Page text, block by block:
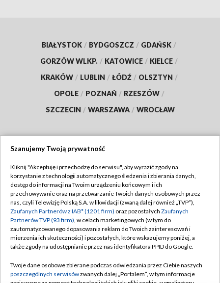
BIAŁYSTOK / BYDGOSZCZ / GDAŃSK /
GORZÓW WLKP. / KATOWICE / KIELCE /
KRAKÓW / LUBLIN / ŁÓDŹ / OLSZTYN /
OPOLE / POZNAŃ / RZESZÓW /
SZCZECIN / WARSZAWA / WROCŁAW
TVP
Abonament TVP
Emisja w TVP
Centrum informacji TVP
Naziemna Telewizja Cyfrowa
Rada Programowa
Regulamin TVP
Polityka prywatności
Moje zgody
Pomoc
Kontakt
Szanujemy Twoją prywatność
Kliknij "Akceptuję i przechodzę do serwisu", aby wyrazić zgody na
korzystanie z technologii automatycznego śledzenia i zbierania danych,
dostęp do informacji na Twoim urządzeniu końcowym i ich
przechowywanie oraz na przetwarzanie Twoich danych osobowych przez
nas, czyli Telewizję Polską S.A. w likwidacji (zwaną dalej również „TVP”),
Zaufanych Partnerów z IAB* (1201 firm) oraz pozostałych Zaufanych
Partnerów TVP (93 firm), w celach marketingowych (w tym do
zautomatyzowanego dopasowania reklam do Twoich zainteresowań i
mierzenia ich skuteczności) i pozostałych, które wskazujemy poniżej, a
także zgody na udostępnianie przez nas identyfikatora PPID do Google.
Twoje dane osobowe zbierane podczas odwiedzania przez Ciebie naszych
poszczególnych serwisówzwanych dalej „Portalem”, w tym informacje